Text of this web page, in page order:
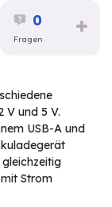
0
Fragen
V und 5 V.
USB-A und
Strom